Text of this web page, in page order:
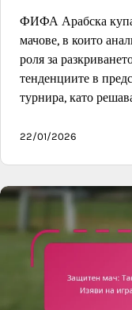
ФИФА Арабска купа
мачове, в които
роля за
тенденциите в
турнира, като
22/01/2026